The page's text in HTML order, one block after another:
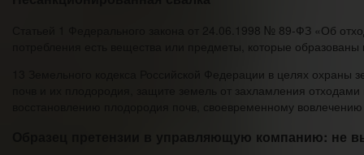
Статьей 1 Федерального закона от 24.06.1998 № 89-ФЗ «Об
потребления есть вещества или предметы, которые
13 Земельного кодекса Российской Федерации в целях
почв и их плодородия, защите земель от захламления
восстановлению плодородия почв, своевременному
Образец претензии в управляющую компанию: не